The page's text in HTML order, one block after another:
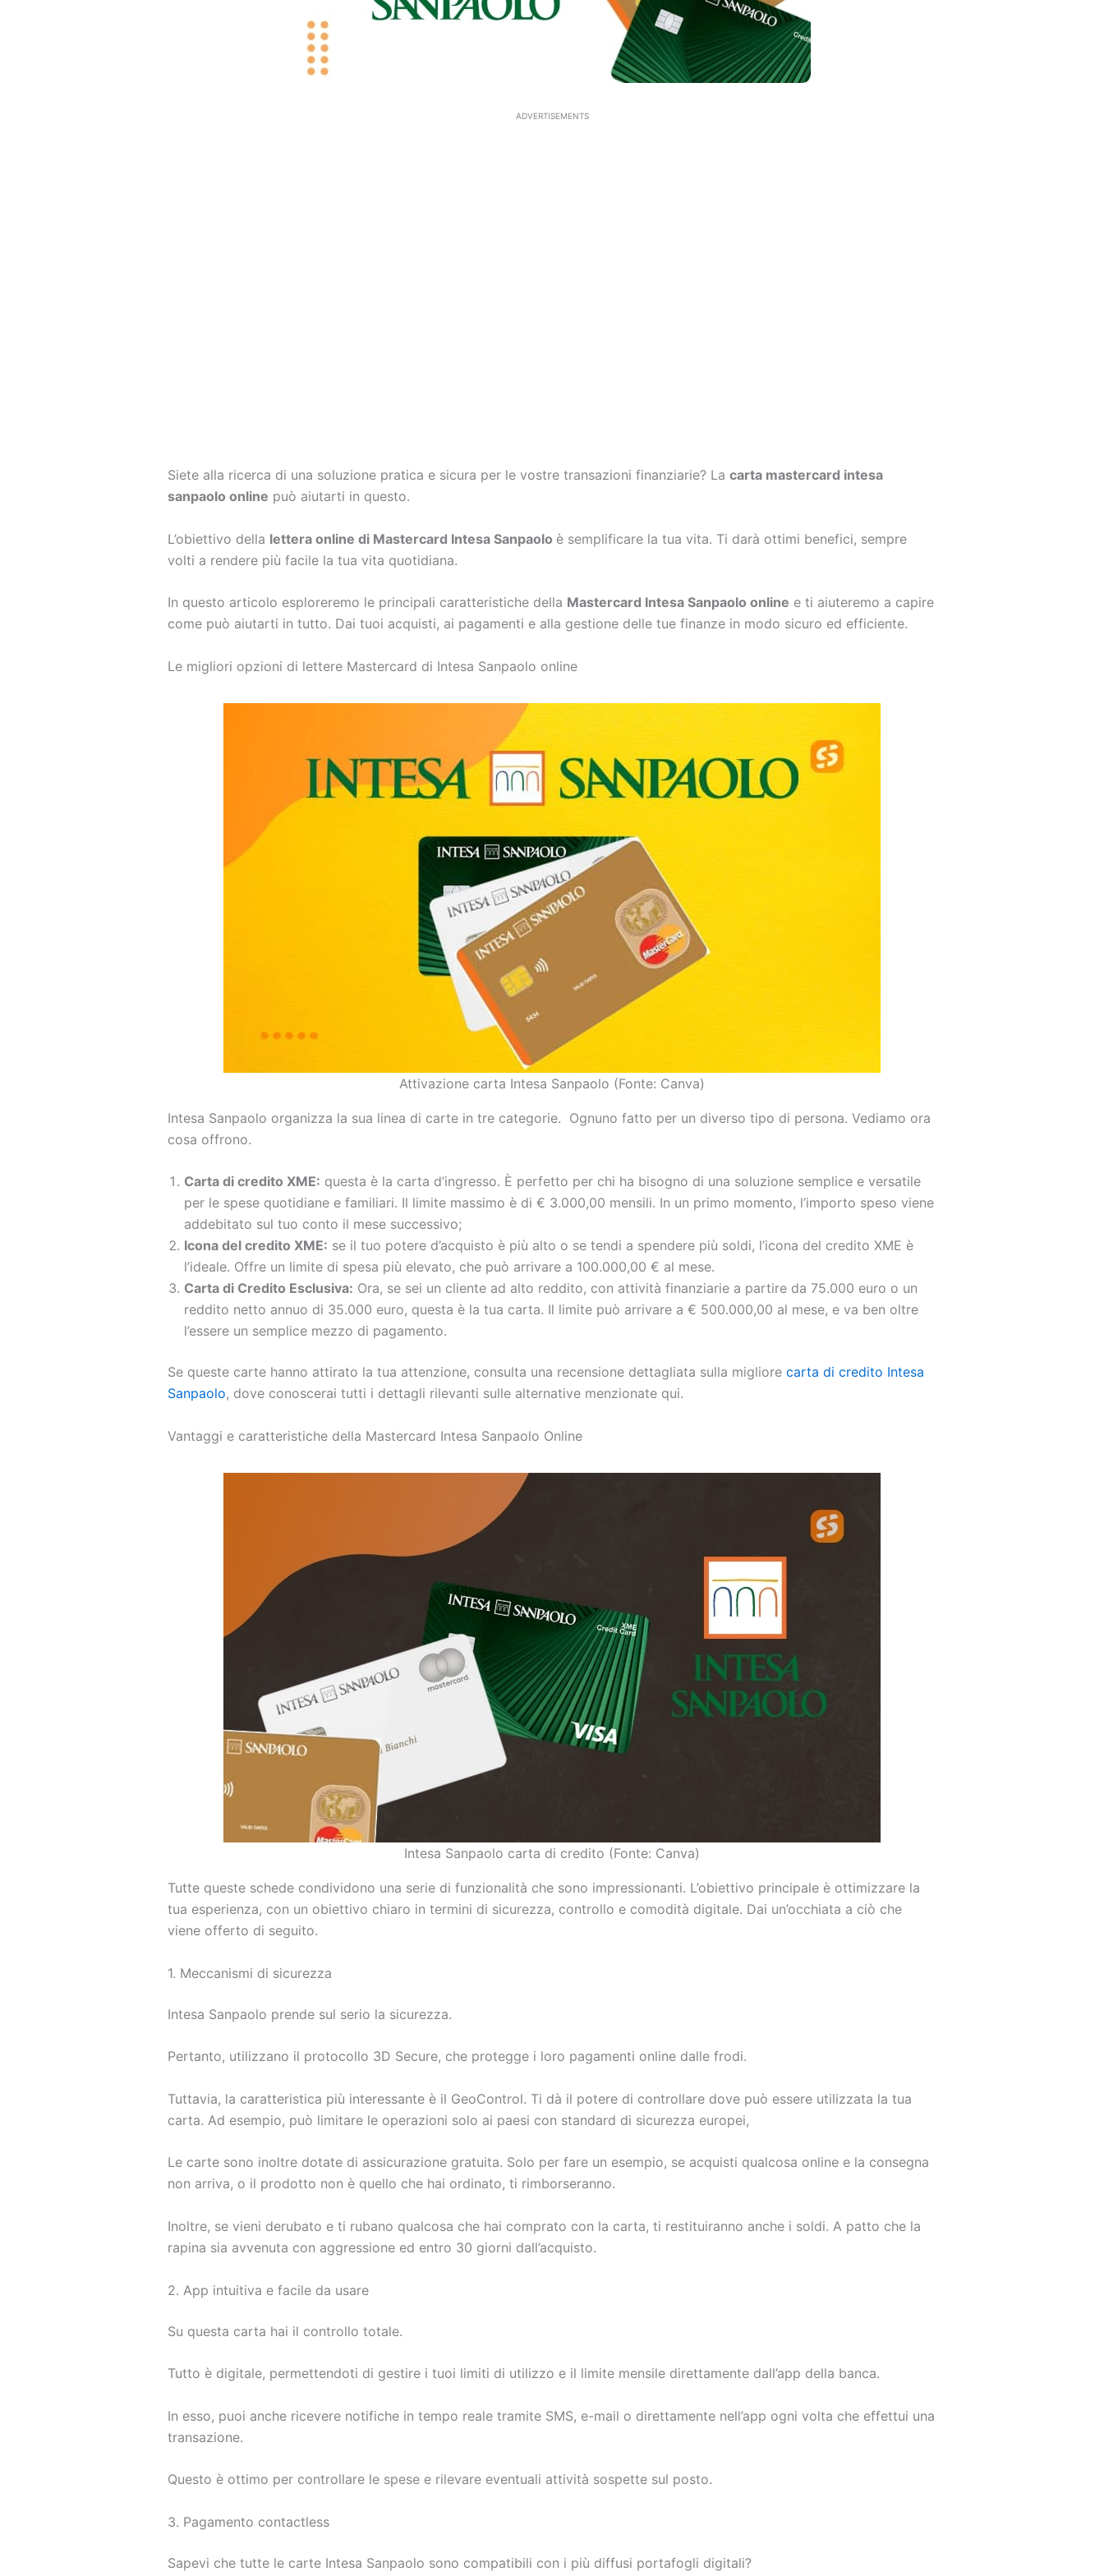
ADVERTISEMENTS
Siete alla ricerca di una soluzione pratica e sicura per le vostre transazioni finanziarie? La carta mastercard intesa
sanpaolo online può aiutarti in questo.
L’obiettivo della lettera online di Mastercard Intesa Sanpaolo è semplificare la tua vita. Ti darà ottimi benefici, sempre
volti a rendere più facile la tua vita quotidiana.
In questo articolo esploreremo le principali caratteristiche della Mastercard Intesa Sanpaolo online e ti aiuteremo a capire
come può aiutarti in tutto. Dai tuoi acquisti, ai pagamenti e alla gestione delle tue finanze in modo sicuro ed efficiente.
Le migliori opzioni di lettere Mastercard di Intesa Sanpaolo online
Attivazione carta Intesa Sanpaolo (Fonte: Canva)
Intesa Sanpaolo organizza la sua linea di carte in tre categorie. Ognuno fatto per un diverso tipo di persona. Vediamo ora
cosa offrono.
Carta di credito XME: questa è la carta d’ingresso. È perfetto per chi ha bisogno di una soluzione semplice e versatile
per le spese quotidiane e familiari. Il limite massimo è di € 3.000,00 mensili. In un primo momento, l’importo speso viene
addebitato sul tuo conto il mese successivo;
Icona del credito XME: se il tuo potere d’acquisto è più alto o se tendi a spendere più soldi, l’icona del credito XME è
l’ideale. Offre un limite di spesa più elevato, che può arrivare a 100.000,00 € al mese.
Carta di Credito Esclusiva: Ora, se sei un cliente ad alto reddito, con attività finanziarie a partire da 75.000 euro o un
reddito netto annuo di 35.000 euro, questa è la tua carta. Il limite può arrivare a € 500.000,00 al mese, e va ben oltre
l’essere un semplice mezzo di pagamento.
Se queste carte hanno attirato la tua attenzione, consulta una recensione dettagliata sulla migliore carta di credito Intesa
Sanpaolo, dove conoscerai tutti i dettagli rilevanti sulle alternative menzionate qui.
Vantaggi e caratteristiche della Mastercard Intesa Sanpaolo Online
Intesa Sanpaolo carta di credito (Fonte: Canva)
Tutte queste schede condividono una serie di funzionalità che sono impressionanti. L’obiettivo principale è ottimizzare la
tua esperienza, con un obiettivo chiaro in termini di sicurezza, controllo e comodità digitale. Dai un’occhiata a ciò che
viene offerto di seguito.
1. Meccanismi di sicurezza
Intesa Sanpaolo prende sul serio la sicurezza.
Pertanto, utilizzano il protocollo 3D Secure, che protegge i loro pagamenti online dalle frodi.
Tuttavia, la caratteristica più interessante è il GeoControl. Ti dà il potere di controllare dove può essere utilizzata la tua
carta. Ad esempio, può limitare le operazioni solo ai paesi con standard di sicurezza europei,
Le carte sono inoltre dotate di assicurazione gratuita. Solo per fare un esempio, se acquisti qualcosa online e la consegna
non arriva, o il prodotto non è quello che hai ordinato, ti rimborseranno.
Inoltre, se vieni derubato e ti rubano qualcosa che hai comprato con la carta, ti restituiranno anche i soldi. A patto che la
rapina sia avvenuta con aggressione ed entro 30 giorni dall’acquisto.
2. App intuitiva e facile da usare
Su questa carta hai il controllo totale.
Tutto è digitale, permettendoti di gestire i tuoi limiti di utilizzo e il limite mensile direttamente dall’app della banca.
In esso, puoi anche ricevere notifiche in tempo reale tramite SMS, e-mail o direttamente nell’app ogni volta che effettui una
transazione.
Questo è ottimo per controllare le spese e rilevare eventuali attività sospette sul posto.
3. Pagamento contactless
Sapevi che tutte le carte Intesa Sanpaolo sono compatibili con i più diffusi portafogli digitali?